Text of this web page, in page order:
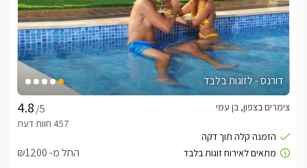
דורנס - לזוגות בלבד
/5
צימרים בצפון, בן עמי
החל מ- ₪1200